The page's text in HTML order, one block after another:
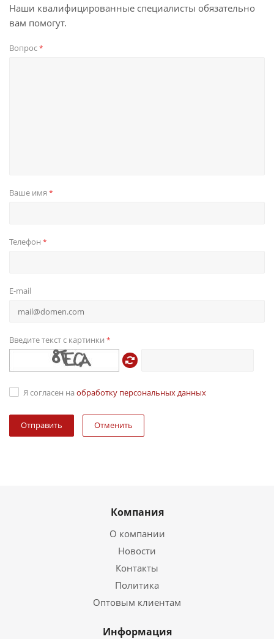
Наши квалифицированные специалисты обязательно
вам помогут.
Вопрос*
Ваше имя *
Телефон *
E-mail
Введите текст с картинки *
Я согласен на обработку персональных данных
Отменить
Компания
О компании
Новости
Контакты
Политика
Оптовым клиентам
Информация